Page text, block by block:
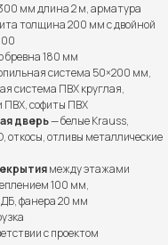
мм длина 2 м, арматура
толщина 200 мм с двойной
бревна 180 мм
система 50×200 мм,
система ПВХ круглая,
ПВХ, софиты ПВХ
дверь— белые Krauss,
откосы, отливы металлические
между этажами
100 мм,
ДБ, фанера 20 мм
с проектом